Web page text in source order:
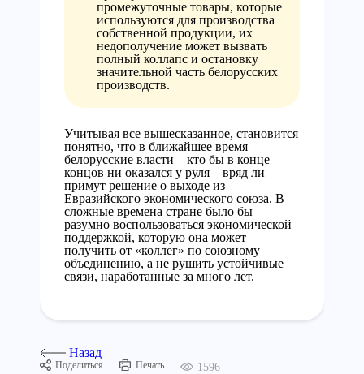
промежуточные товары, которые
используются для производства
собственной продукции, их
недополучение может вызвать
полный коллапс и остановку
значительной часть белорусских
производств.
Учитывая все вышесказанное, становится
понятно, что в ближайшее время
белорусские власти – кто бы в конце
концов ни оказался у руля – вряд ли
примут решение о выходе из
Евразийского экономического союза. В
сложные времена стране было бы
разумно воспользоваться экономической
поддержкой, которую она может
получить от «коллег» по союзному
объединению, а не рушить устойчивые
связи, наработанные за много лет.
Назад
Поделиться Печать 1596